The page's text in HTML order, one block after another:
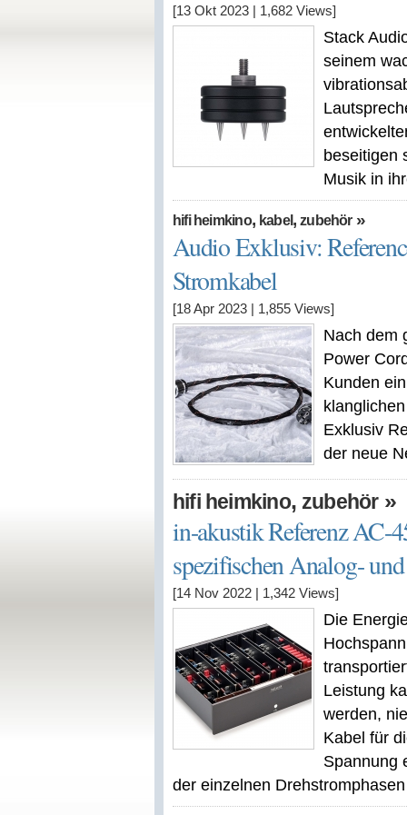
[13 Okt 2023 1,682 Views]
Stack
seinem
beseitigen
Musik in
hifi heimkino, kabel,zubehör»
Audio Exklusiv:
Stromkabel
[18 Apr 2023 1,855 Views]
Nach dem
Power
Kunden
Exklusiv
der neue
hifi heimkino, zubehör»
in-akustik Referenz AC-
spezifischen Analog-
[14 Nov 2022 1,342 Views]
Die
Leistung
werden,
Kabel für
Spannung
der einzelnen